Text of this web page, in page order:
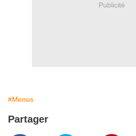
Publicité
#Menus
Partager